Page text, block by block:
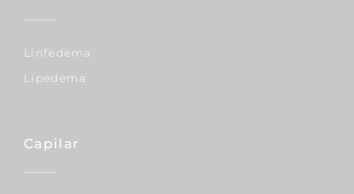
Linfedema
Lipedema
Capilar